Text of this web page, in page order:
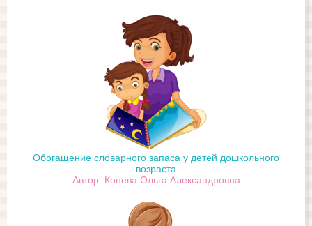
Обогащение словарного запаса у детей дошкольного
возраста
Автор: Конева Ольга Александровна